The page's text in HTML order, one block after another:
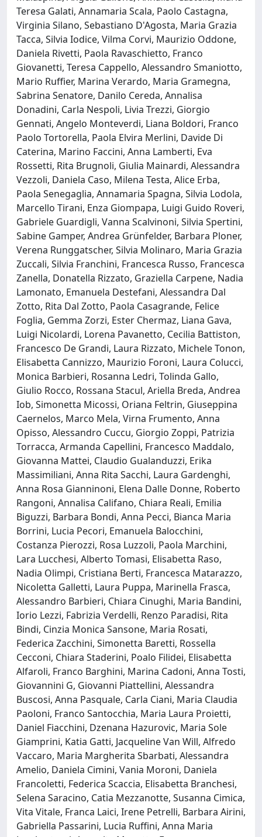
Teresa Galati, Annamaria Scala, Paolo Castagna,
Virginia Silano, Sebastiano D'Agosta, Maria Grazia
Tacca, Silvia Iodice, Vilma Corvi, Maurizio Oddone,
Daniela Rivetti, Paola Ravaschietto, Franco
Giovanetti, Teresa Cappello, Alessandro Smaniotto,
Mario Ruffier, Marina Verardo, Maria Gramegna,
Sabrina Senatore, Danilo Cereda, Annalisa
Donadini, Carla Nespoli, Livia Trezzi, Giorgio
Gennati, Angelo Monteverdi, Liana Boldori, Franco
Paolo Tortorella, Paola Elvira Merlini, Davide Di
Caterina, Marino Faccini, Anna Lamberti, Eva
Rossetti, Rita Brugnoli, Giulia Mainardi, Alessandra
Vezzoli, Daniela Caso, Milena Testa, Alice Erba,
Paola Senegaglia, Annamaria Spagna, Silvia Lodola,
Marcello Tirani, Enza Giompapa, Luigi Guido Roveri,
Gabriele Guardigli, Vanna Scalvinoni, Silvia Spertini,
Sabine Gamper, Andrea Grünfelder, Barbara Ploner,
Verena Runggatscher, Silvia Molinaro, Maria Grazia
Zuccali, Silvia Franchini, Francesca Russo, Francesca
Zanella, Donatella Rizzato, Graziella Carpene, Nadia
Lamonato, Emanuela Destefani, Alessandra Dal
Zotto, Rita Dal Zotto, Paola Casagrande, Felice
Foglia, Gemma Zorzi, Ester Chermaz, Liana Gava,
Luigi Nicolardi, Lorena Pavanetto, Cecilia Battiston,
Francesco De Grandi, Laura Rizzato, Michele Tonon,
Elisabetta Cannizzo, Maurizio Foroni, Laura Colucci,
Monica Barbieri, Rosanna Ledri, Tolinda Gallo,
Giulio Rocco, Rossana Stacul, Ariella Breda, Andrea
Iob, Simonetta Micossi, Oriana Feltrin, Giuseppina
Caernelos, Marco Mela, Virna Frumento, Anna
Opisso, Alessandro Cuccu, Giorgio Zoppi, Patrizia
Torracca, Armanda Capellini, Francesco Maddalo,
Giovanna Mattei, Claudio Gualanduzzi, Erika
Massimiliani, Anna Rita Sacchi, Laura Gardenghi,
Anna Rosa Gianninoni, Elena Dalle Donne, Roberto
Rangoni, Annalisa Califano, Chiara Reali, Emilia
Biguzzi, Barbara Bondi, Anna Pecci, Bianca Maria
Borrini, Lucia Pecori, Emanuela Balocchini,
Costanza Pierozzi, Rosa Luzzoli, Paola Marchini,
Lara Lucchesi, Alberto Tomasi, Elisabetta Raso,
Nadia Olimpi, Cristiana Berti, Francesca Matarazzo,
Nicoletta Galletti, Laura Puppa, Marinella Frasca,
Alessandro Barbieri, Chiara Cinughi, Maria Bandini,
Iorio Lezzi, Fabrizia Verdelli, Renzo Paradisi, Rita
Bindi, Cinzia Monica Sansone, Maria Rosati,
Federica Zacchini, Simonetta Baretti, Rossella
Cecconi, Chiara Staderini, Poalo Filidei, Elisabetta
Alfaroli, Franco Barghini, Marina Cadoni, Anna Tosti,
Giovannini G, Giovanni Piattellini, Alessandra
Buscosi, Anna Pasquale, Carla Ciani, Maria Claudia
Paoloni, Franco Santocchia, Maria Laura Proietti,
Daniel Fiacchini, Dzenana Hazurovic, Maria Sole
Giamprini, Katia Gatti, Jacqueline Van Will, Alfredo
Vaccaro, Maria Margherita Sbarbati, Alessandra
Amelio, Daniela Cimini, Vania Moroni, Daniela
Francoletti, Federica Scaccia, Elisabetta Branchesi,
Selena Saracino, Catia Mezzanotte, Susanna Cimica,
Vita Vitale, Franca Laici, Irene Petrelli, Barbara Airini,
Gabriella Passarini, Lucia Ruffini, Anna Maria